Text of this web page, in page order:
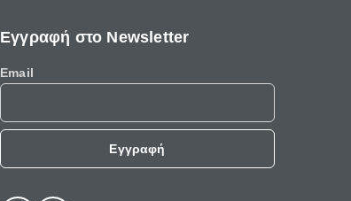
Εγγραφή στο Newsletter
Email
Εγγραφή